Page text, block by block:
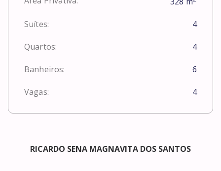
Suítes: 4
Quartos: 4
Banheiros: 6
Vagas: 4
RICARDO SENA MAGNAVITA DOS SANTOS